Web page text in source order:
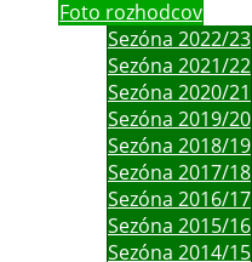
Foto rozhodcov
Sezóna 2022/23
Sezóna 2021/22
Sezóna 2020/21
Sezóna 2019/20
Sezóna 2018/19
Sezóna 2017/18
Sezóna 2016/17
Sezóna 2015/16
Sezóna 2014/15